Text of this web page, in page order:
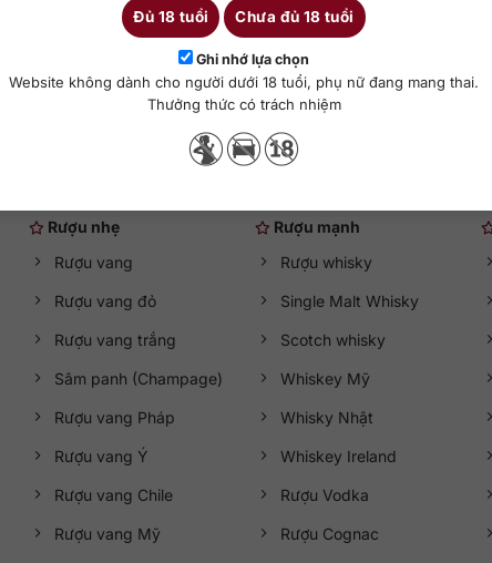
Đủ 18 tuổi Chưa đủ 18 tuổi
Ghi nhớ lựa chọn
Website không dành cho người dưới 18 tuổi, phụ nữ đang mang thai.
Thưởng thức có trách nhiệm
Rượu nhẹ
Rượu vang
Rượu vang đỏ
Rượu vang trắng
Sâm panh (Champage)
Rượu vang Pháp
Rượu vang Ý
Rượu vang Chile
Rượu vang Mỹ
Rượu mạnh
Rượu whisky
Single Malt Whisky
Scotch whisky
Whiskey Mỹ
Whisky Nhật
Whiskey Ireland
Rượu Vodka
Rượu Cognac